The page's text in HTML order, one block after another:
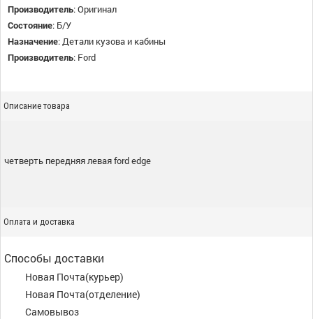
Производитель:Оригинал
Состояние: Б/У
Назначение:Детали кузова и кабины
Производитель: Ford
Описание товара
четверть передняя левая ford edge
Оплата и доставка
Способы доставки
Новая Почта(курьер)
Новая Почта(отделение)
Самовывоз